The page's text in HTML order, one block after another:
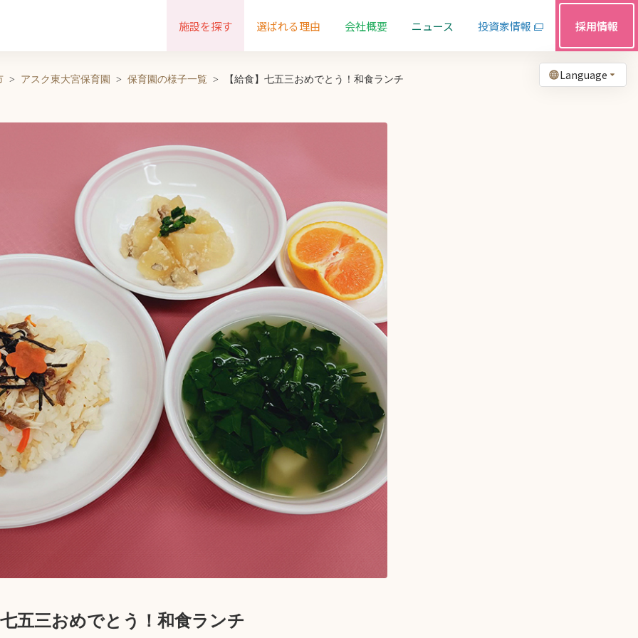
Language
施設を探す 選ばれる理由 会社概要 ニュース 投資家情報 採用情報
アスク東大宮保育園 保育園の様子一覧 【給食】七五三おめでとう！和食ランチ
五三おめでとう！和食ランチ